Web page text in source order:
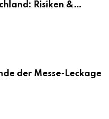
Risiken &
der Messe-Leckage